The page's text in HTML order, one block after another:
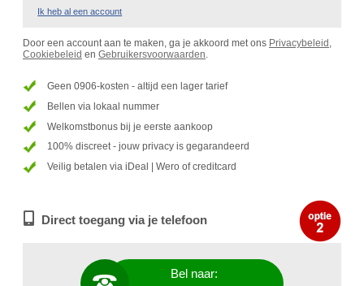
Ik heb al een account
Door een account aan te maken, ga je akkoord met ons Privacybeleid
Cookiebeleid en Gebruikersvoorwaarden
Geen 0906-kosten - altijd een lager tarief
Bellen via lokaal nummer
Welkomstbonus bij je eerste aankoop
100% discreet - jouw privacy is gegarandeerd
Veilig betalen via iDeal | Wero of creditcard
Direct toegang via je telefoon
Bel naar: